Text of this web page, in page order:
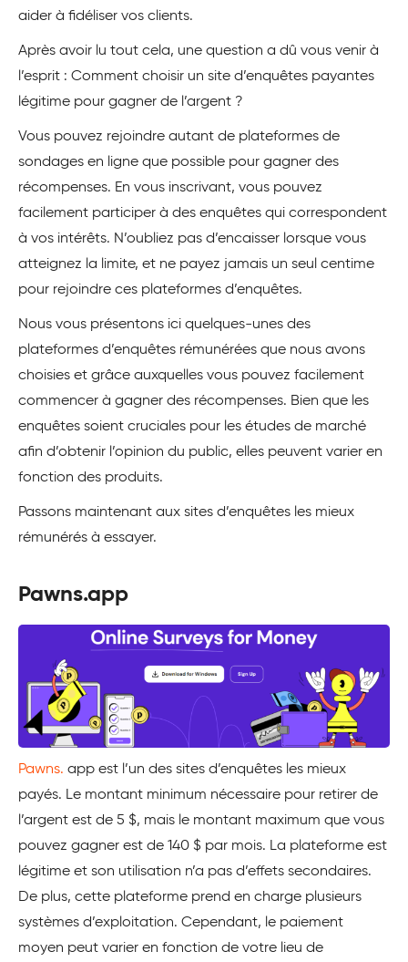
aider à fidéliser vos clients.
Après avoir lu tout cela, une question a dû vous venir à
l’esprit : Comment choisir un site d’enquêtes payantes
légitime pour gagner de l’argent ?
Vous pouvez rejoindre autant de plateformes de
sondages en ligne que possible pour gagner des
récompenses. En vous inscrivant, vous pouvez
facilement participer à des enquêtes qui correspondent
à vos intérêts. N’oubliez pas d’encaisser lorsque vous
atteignez la limite, et ne payez jamais un seul centime
pour rejoindre ces plateformes d’enquêtes.
Nous vous présentons ici quelques-unes des
plateformes d’enquêtes rémunérées que nous avons
choisies et grâce auxquelles vous pouvez facilement
commencer à gagner des récompenses. Bien que les
enquêtes soient cruciales pour les études de marché
afin d’obtenir l’opinion du public, elles peuvent varier en
fonction des produits.
Passons maintenant aux sites d’enquêtes les mieux
rémunérés à essayer.
Pawns.app
Pawns. app est l’un des sites d’enquêtes les mieux
payés. Le montant minimum nécessaire pour retirer de
l’argent est de 5 $, mais le montant maximum que vous
pouvez gagner est de 140 $ par mois. La plateforme est
légitime et son utilisation n’a pas d’effets secondaires.
De plus, cette plateforme prend en charge plusieurs
systèmes d’exploitation. Cependant, le paiement
moyen peut varier en fonction de votre lieu de